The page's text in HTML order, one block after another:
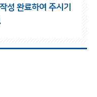
성 완료하여 주시기